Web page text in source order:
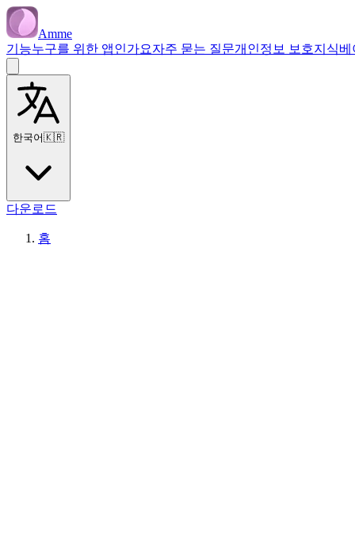
Amme
기능누구를 위한 앱인가요자주 묻는 질문개인정보 보호지식베
한국어🇰🇷
다운로드
홈